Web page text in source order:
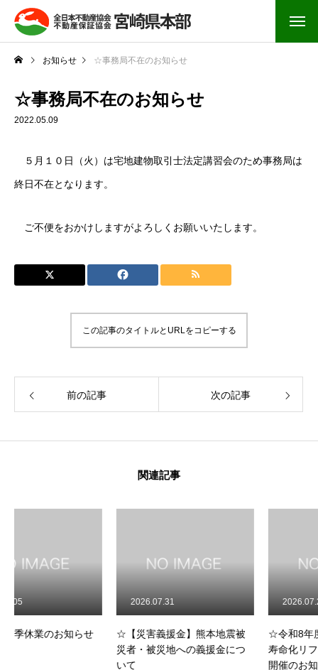
お知らせ ☆事務局不在のお知らせ
☆事務局不在のお知らせ
2022.05.09
５月１０日（火）は宅地建物取引士法定講習会のため事務局は
終日不在となります。
ご不便をおかけしますがよろしくお願いいたします。
この記事のタイトルとURLをコピーする
前の記事 次の記事
関連記事
らせ
☆【災害義援金】熊本地震被
災者・被災地への義援金につ
☆令和8年度 事業者向け
寿命化リフォームセミナ
開催のお知らせ